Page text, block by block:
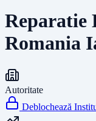
Reparatie
Romania
Autoritate
Deblochează